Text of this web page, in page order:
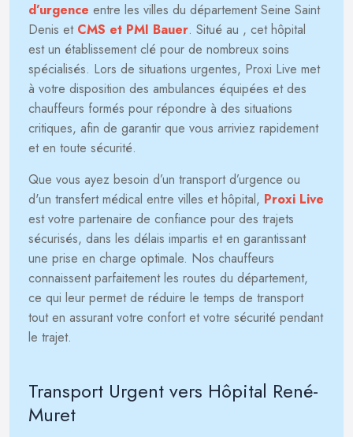
d’urgence entre les villes du département Seine Saint
Denis et CMS et PMI Bauer. Situé au , cet hôpital
est un établissement clé pour de nombreux soins
spécialisés. Lors de situations urgentes, Proxi Live met
à votre disposition des ambulances équipées et des
chauffeurs formés pour répondre à des situations
critiques, afin de garantir que vous arriviez rapidement
et en toute sécurité.
Que vous ayez besoin d’un transport d’urgence ou
d'un transfert médical entre villes et hôpital, Proxi Live
est votre partenaire de confiance pour des trajets
sécurisés, dans les délais impartis et en garantissant
une prise en charge optimale. Nos chauffeurs
connaissent parfaitement les routes du département,
ce qui leur permet de réduire le temps de transport
tout en assurant votre confort et votre sécurité pendant
le trajet.
Transport Urgent vers Hôpital René-
Muret